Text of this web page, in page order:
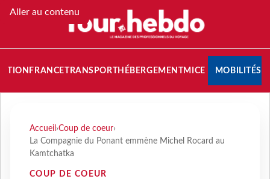
Aller au contenu
FRANCETRANSPORT HÉBERGEMENTMICE MOBILITÉS
Accueil ›Coup de coeur›
La Compagnie du Ponant emmène Michel Rocard au
Kamtchatka
COUP DE COEUR